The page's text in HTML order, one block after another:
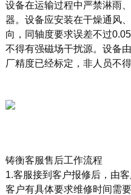
设备在运输过程中严禁淋雨
器。设备应安装在干燥通风
向，同轴度要求误差不过
不得有强磁场干扰源。设备
厂精度已经标定，非人员不
铸衡客服售后工作流程
1.客服接到客户报修后，由
客户有具体要求维修时间需